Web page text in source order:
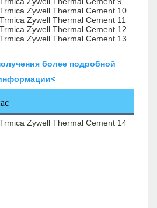
более подробной